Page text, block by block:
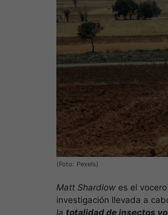
(Foto: Pexels)
Matt Shardlow es el
investigación llevada a
la totalidad de insectos